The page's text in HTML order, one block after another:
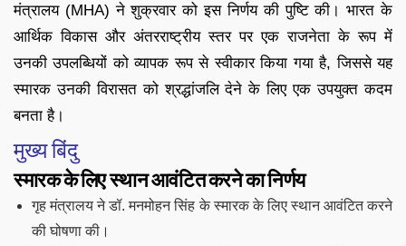
मंत्रालय (MHA) ने शुक्रवार को इस निर्णय की पुष्टि की। भारत के
आर्थिक विकास और अंतरराष्ट्रीय स्तर पर एक राजनेता के रूप में
उनकी उपलब्धियों को व्यापक रूप से स्वीकार किया गया है, जिससे यह
स्मारक उनकी विरासत को श्रद्धांजलि देने के लिए एक उपयुक्त कदम
बनता है।
मुख्य बिंदु
स्मारक के लिए स्थान आवंटित करने का निर्णय
गृह मंत्रालय ने डॉ. मनमोहन सिंह के स्मारक के लिए स्थान आवंटित करने
की घोषणा की।